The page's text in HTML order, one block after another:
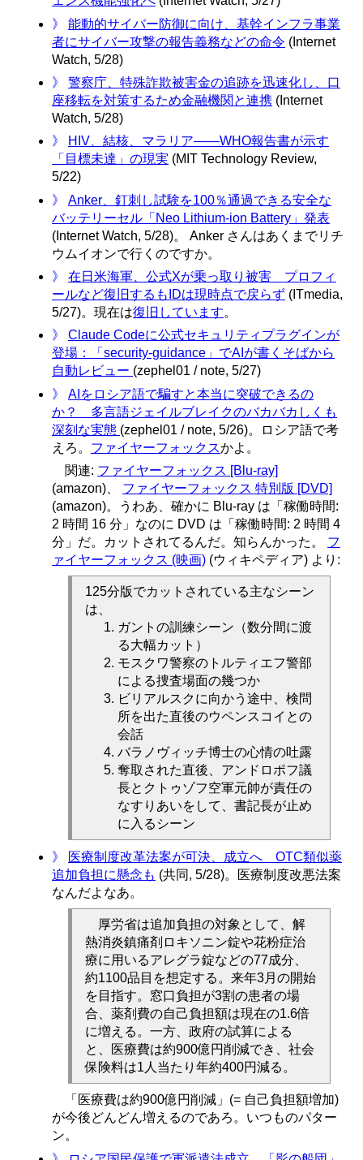
》
能動的サイバー防御に向け、基幹インフラ事業
者にサイバー攻撃の報告義務などの命令 (Internet
Watch, 5/28)
》
警察庁、特殊詐欺被害金の追跡を迅速化し、口
座移転を対策するため金融機関と連携 (Internet
Watch, 5/28)
》
HIV、結核、マラリア——WHO報告書が示す
「目標未達」の現実 (MIT Technology Review,
5/22)
》
Anker、釘刺し試験を100％通過できる安全な
バッテリーセル「Neo Lithium-ion Battery」発表
(Internet Watch, 5/28)。 Anker さんはあくまでリチ
ウムイオンで行くのですか。
》
在日米海軍、公式Xが乗っ取り被害 プロフィ
ールなど復旧するもIDは現時点で戻らず (ITmedia,
5/27)。現在は復旧しています。
》
Claude Codeに公式セキュリティプラグインが
登場：「security-guidance」でAIが書くそばから
自動レビュー (zephel01 / note, 5/27)
》
AIをロシア語で騙すと本当に突破できるの
か？ 多言語ジェイルブレイクのバカバカしくも
深刻な実態 (zephel01 / note, 5/26)。ロシア語で考
えろ。 ファイヤーフォックスかよ。
関連: ファイヤーフォックス [Blu-ray]
(amazon)、 ファイヤーフォックス 特別版 [DVD]
(amazon)。うわあ、確かに Blu-ray は「稼働時間:
2 時間 16 分」なのに DVD は「稼働時間: 2 時間 4
分」だ。カットされてるんだ。知らんかった。 フ
ァイヤーフォックス (映画) (ウィキペディア) より:
125分版でカットされている主なシーン
は、
ガントの訓練シーン（数分間に渡
る大幅カット）
モスクワ警察のトルティエフ警部
による捜査場面の幾つか
ビリアルスクに向かう途中、検問
所を出た直後のウペンスコイとの
会話
バラノヴィッチ博士の心情の吐露
奪取された直後、アンドロポフ議
長とクトゥゾフ空軍元帥が責任の
なすりあいをして、書記長が止め
に入るシーン
》
医療制度改革法案が可決、成立へ OTC類似薬
追加負担に懸念も (共同, 5/28)。医療制度改悪法案
なんだよなあ。
厚労省は追加負担の対象として、解
熱消炎鎮痛剤ロキソニン錠や花粉症治
療に用いるアレグラ錠などの77成分、
約1100品目を想定する。来年3月の開始
を目指す。窓口負担が3割の患者の場
合、薬剤費の自己負担額は現在の1.6倍
に増える。一方、政府の試算による
と、医療費は約900億円削減でき、社会
保険料は1人当たり年約400円減る。
「医療費は約900億円削減」(= 自己負担額増加)
が今後どんどん増えるのであろ。いつものパター
ン。